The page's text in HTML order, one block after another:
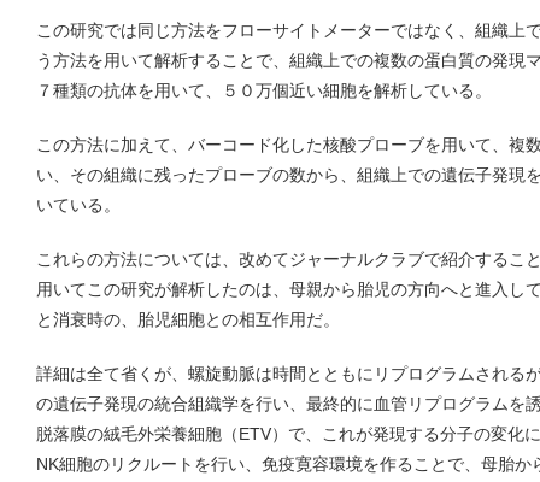
この研究では同じ方法をフローサイトメーターではなく、組織上
う方法を用いて解析することで、組織上での複数の蛋白質の発現
７種類の抗体を用いて、５０万個近い細胞を解析している。
この方法に加えて、バーコード化した核酸プローブを用いて、複
い、その組織に残ったプローブの数から、組織上での遺伝子発現
いている。
これらの方法については、改めてジャーナルクラブで紹介するこ
用いてこの研究が解析したのは、母親から胎児の方向へと進入し
と消衰時の、胎児細胞との相互作用だ。
詳細は全て省くが、螺旋動脈は時間とともにリプログラムされる
の遺伝子発現の統合組織学を行い、最終的に血管リプログラムを
脱落膜の絨毛外栄養細胞（ETV）で、これが発現する分子の変化
NK細胞のリクルートを行い、免疫寛容環境を作ることで、母胎